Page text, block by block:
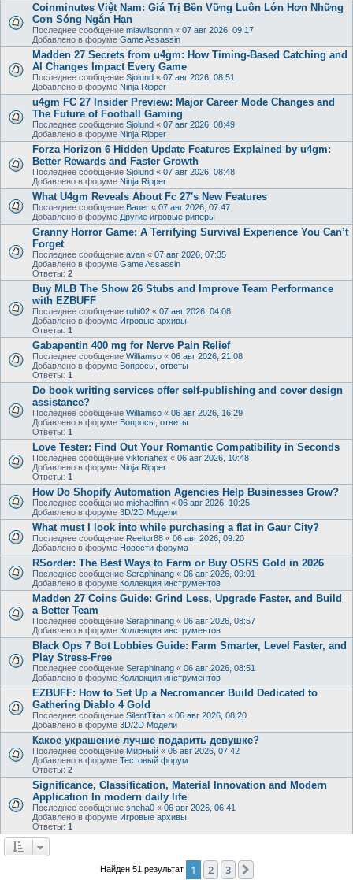
Coinminutes Việt Nam: Giá Trị Bền Vững Luôn Lớn Hơn Những
Cơn Sóng Ngắn Hạn
Последнее сообщение miawilsonnn « 07 авг 2026, 09:17
Добавлено в форуме Game Assassin
Madden 27 Secrets from u4gm: How Timing-Based Catching and
AI Changes Impact Every Game
Последнее сообщение Sjolund « 07 авг 2026, 08:51
Добавлено в форуме Ninja Ripper
u4gm FC 27 Insider Preview: Major Career Mode Changes and
The Future of Football Gaming
Последнее сообщение Sjolund « 07 авг 2026, 08:49
Добавлено в форуме Ninja Ripper
Forza Horizon 6 Hidden Update Features Explained by u4gm:
Better Rewards and Faster Growth
Последнее сообщение Sjolund « 07 авг 2026, 08:48
Добавлено в форуме Ninja Ripper
What U4gm Reveals About Fc 27's New Features
Последнее сообщение Bauer « 07 авг 2026, 07:47
Добавлено в форуме Другие игровые риперы
Granny Horror Game: A Terrifying Survival Experience You Can’t
Forget
Последнее сообщение avan « 07 авг 2026, 07:35
Добавлено в форуме Game Assassin
Ответы: 2
Buy MLB The Show 26 Stubs and Improve Team Performance
with EZBUFF
Последнее сообщение ruhi02 « 07 авг 2026, 04:08
Добавлено в форуме Игровые архивы
Ответы: 1
Gabapentin 400 mg for Nerve Pain Relief
Последнее сообщение Williamso « 06 авг 2026, 21:08
Добавлено в форуме Вопросы, ответы
Ответы: 1
Do book writing services offer self-publishing and cover design
assistance?
Последнее сообщение Williamso « 06 авг 2026, 16:29
Добавлено в форуме Вопросы, ответы
Ответы: 1
Love Tester: Find Out Your Romantic Compatibility in Seconds
Последнее сообщение viktoriahex « 06 авг 2026, 10:48
Добавлено в форуме Ninja Ripper
Ответы: 1
How Do Shopify Automation Agencies Help Businesses Grow?
Последнее сообщение michaelfinn « 06 авг 2026, 10:25
Добавлено в форуме 3D/2D Модели
What must I look into while purchasing a flat in Gaur City?
Последнее сообщение Reeltor88 « 06 авг 2026, 09:20
Добавлено в форуме Новости форума
RSorder: The Best Ways to Farm or Buy OSRS Gold in 2026
Последнее сообщение Seraphinang « 06 авг 2026, 09:01
Добавлено в форуме Коллекция инструментов
Madden 27 Coins Guide: Grind Less, Upgrade Faster, and Build
a Better Team
Последнее сообщение Seraphinang « 06 авг 2026, 08:57
Добавлено в форуме Коллекция инструментов
Black Ops 7 Bot Lobbies Guide: Farm Smarter, Level Faster, and
Play Stress-Free
Последнее сообщение Seraphinang « 06 авг 2026, 08:51
Добавлено в форуме Коллекция инструментов
EZBUFF: How to Set Up a Necromancer Build Dedicated to
Gathering Diablo 4 Gold
Последнее сообщение SilentTitan « 06 авг 2026, 08:20
Добавлено в форуме 3D/2D Модели
Какое украшение лучше подарить девушке?
Последнее сообщение Мирный « 06 авг 2026, 07:42
Добавлено в форуме Тестовый форум
Ответы: 2
Significance, Classification, Material Innovation and Modern
Application In modern daily life
Последнее сообщение sneha0 « 06 авг 2026, 06:41
Добавлено в форуме Игровые архивы
Ответы: 1
Найден 51 результат 1 2 3